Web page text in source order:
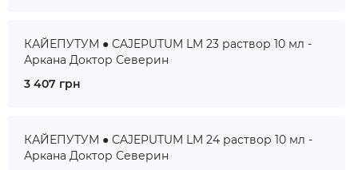
КАЙЕПУТУМ ● CAJEPUTUM LM 23 раствор 10 мл -
Аркана Доктор Северин
3 407 грн
КАЙЕПУТУМ ● CAJEPUTUM LM 24 раствор 10 мл -
Аркана Доктор Северин